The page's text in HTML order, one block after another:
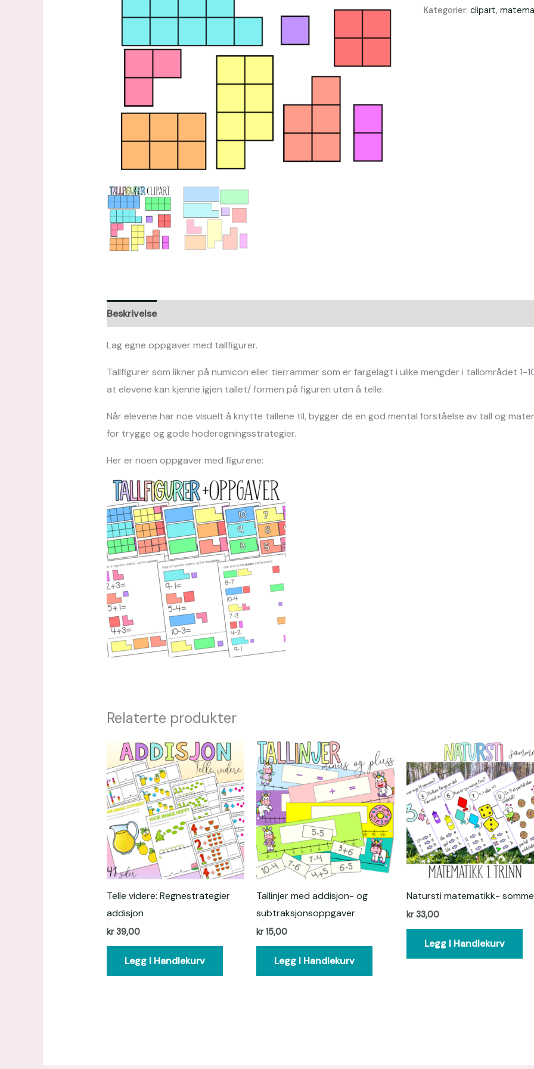
Kategorier:clipart,
Beskrivelse
Lag egne oppgaver med tallfigurer.
Tallfigurer som likner på numicon eller tierrammer som er fargelagt i ulike mengder i tallområdet 1-
at elevene kan kjenne igjen tallet/ formen på figuren uten å telle.
Når elevene har noe visuelt å knytte tallene til, bygger de en god mental forståelse av tall og
for trygge og gode hoderegningsstrategier.
Her er noen oppgaver med figurene:
Relaterte produkter
Telle videre: Regnestrategier
addisjon
kr39,00
Legg I Handlekurv
Tallinjer med addisjon- og
subtraksjonsoppgaver
kr15,00
Legg I Handlekurv
Natursti matematikk-
kr33,00
Legg I Handlekurv